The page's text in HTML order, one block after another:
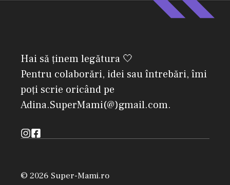
Hai să ținem legătura 🤍
Pentru colaborări, idei sau întrebări, îmi
poți scrie oricând pe
Adina.SuperMami(@)gmail.com.
© 2026 Super-Mami.ro